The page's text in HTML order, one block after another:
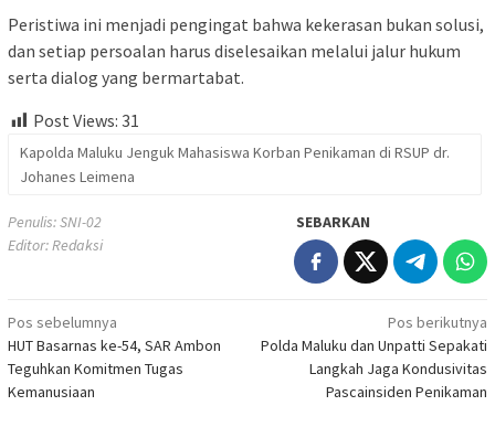
Peristiwa ini menjadi pengingat bahwa kekerasan bukan solusi,
dan setiap persoalan harus diselesaikan melalui jalur hukum
serta dialog yang bermartabat.
Post Views: 31
Kapolda Maluku Jenguk Mahasiswa Korban Penikaman di RSUP dr.
Johanes Leimena
Penulis: SNI-02
Editor: Redaksi
SEBARKAN
Navigasi
pos
Pos sebelumnya
HUT Basarnas ke-54, SAR Ambon
Teguhkan Komitmen Tugas
Kemanusiaan
Pos berikutnya
Polda Maluku dan Unpatti Sepakati
Langkah Jaga Kondusivitas
Pascainsiden Penikaman